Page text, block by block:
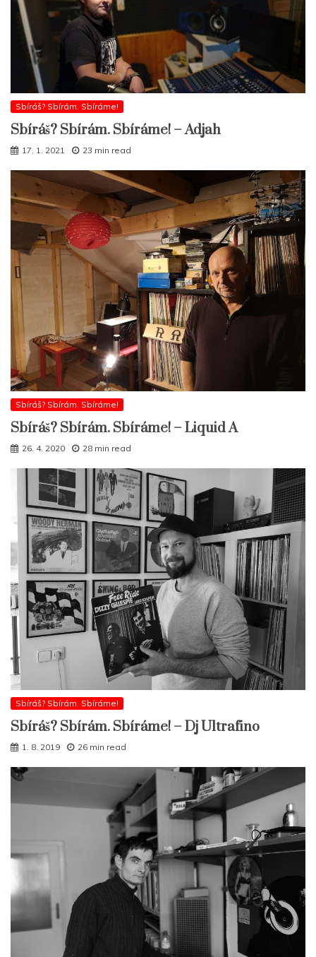
Sbíráš? Sbírám. Sbíráme!
Sbíráš? Sbírám. Sbíráme! – Adjah
17. 1. 2021 23 min read
Sbíráš? Sbírám. Sbíráme!
Sbíráš? Sbírám. Sbíráme! – Liquid A
26. 4. 2020 28 min read
Sbíráš? Sbírám. Sbíráme!
Sbíráš? Sbírám. Sbíráme! – Dj Ultrafino
1. 8. 2019 26 min read